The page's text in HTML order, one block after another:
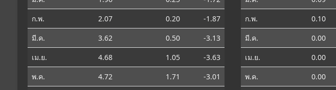
ก.พ.
2.07 0.20
-1.87
มี.ค.
3.62 0.50
-3.13
เม.ย.
4.68 1.05
-3.63
พ.ค.
4.72 1.71
-3.01
ก.พ.
0.10
มี.ค.
0.00
เม.ย.
0.00
พ.ค.
0.00